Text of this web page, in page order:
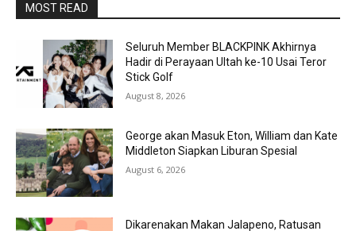
MOST READ
Seluruh Member BLACKPINK Akhirnya
Hadir di Perayaan Ultah ke-10 Usai Teror
Stick Golf
August 8, 2026
George akan Masuk Eton, William dan Kate
Middleton Siapkan Liburan Spesial
August 6, 2026
Dikarenakan Makan Jalapeno, Ratusan